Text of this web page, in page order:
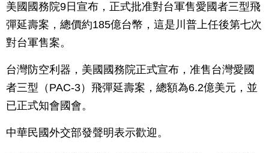
美國國務院9日宣布，正式批准對台軍售愛國者三型飛
彈延壽案，總價約185億台幣，這是川普上任後第七次
對台軍售案。
台灣防空利器，美國國務院正式宣布，准售台灣愛國
者三型（PAC-3）飛彈延壽案，總額為6.2億美元，並
已正式知會國會。
中華民國外交部發聲明表示歡迎。